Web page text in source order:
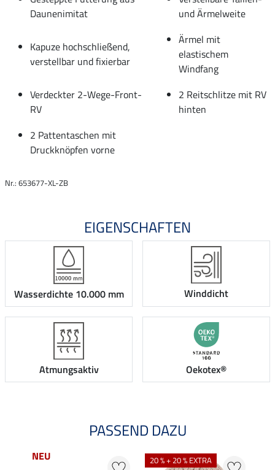
Daunenimitat
und Ärmelweite
Kapuze hochschließend,
verstellbar und fixierbar
Ärmel mit
elastischem
Windfang
Verdeckter 2-Wege-Front-
RV
2 Reitschlitze mit RV
hinten
2 Pattentaschen mit
Druckknöpfen vorne
Nr.: 653677-XL-ZB
EIGENSCHAFTEN
Wasserdichte 10.000 mm Winddicht
Atmungsaktiv Oekotex®
PASSEND DAZU
NEU 20 % + 20 % EXTRA